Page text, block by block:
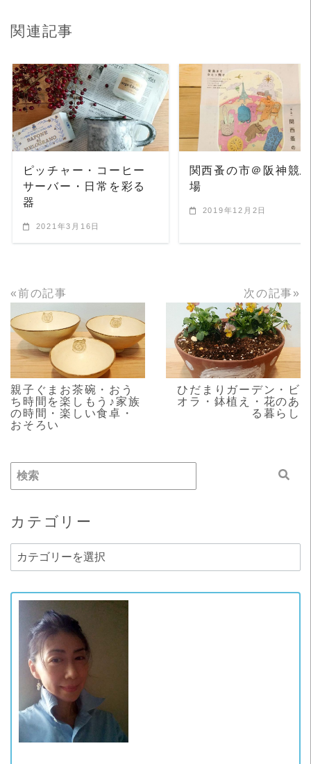
関連記事
READ MORE
ピッチャー・コーヒー
サーバー・日常を彩る
器
2021年3月16日
READ MORE
関西蚤の市＠阪神競
場
2019年12月2日
«前の記事
READ MORE
親子ぐまお茶碗・おう
ち時間を楽しもう♪家族
の時間・楽しい食卓・
おそろい
次の記事»
READ MORE
ひだまりガーデン・ビ
オラ・鉢植え・花のあ
る暮らし
カテゴリー
カ
テ